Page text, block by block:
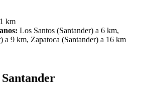
km
Los Santos (Santander) a 6 km,
a 9 km, Zapatoca (Santander) a 16 km